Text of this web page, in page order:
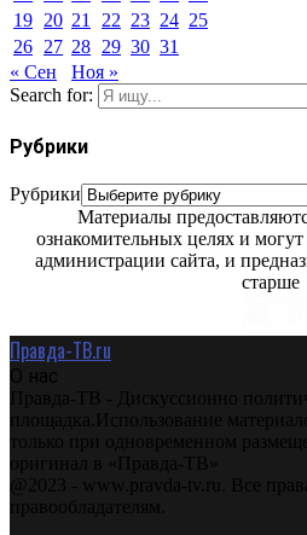
19 20 21 22 23 24 25
26 27 28 29 30 31
« Сен
Ноя »
Search for:
Рубрики
Рубрики
Материалы
ознакомительных целях и
администрации сайта, и
старше
Правда-ТВ.ru
О нас
Правда-ТВ - Дискуссионно
площадка.Использование
только при одновременном
оригинал в «Правда-ТВ»
@2023 - www.pravda-tv.ru. Все
правообладателям.